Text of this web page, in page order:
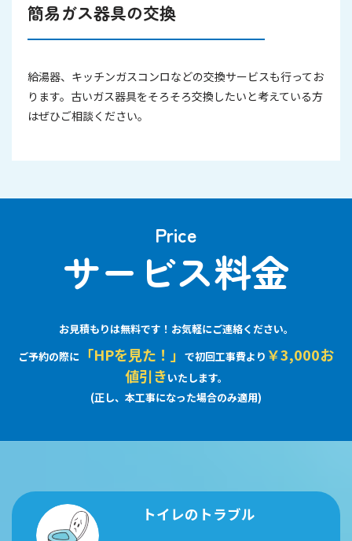
簡易ガス器具の交換
給湯器、キッチンガスコンロなどの交換サービスも行ってお
ります。古いガス器具をそろそろ交換したいと考えている方
はぜひご相談ください。
Price
サービス料金
お見積もりは無料です！お気軽にご連絡ください。
ご予約の際に 「HPを見た！」 で初回工事費より ￥3,000お
値引きいたします。
(正し、本工事になった場合のみ適用)
トイレのトラブル